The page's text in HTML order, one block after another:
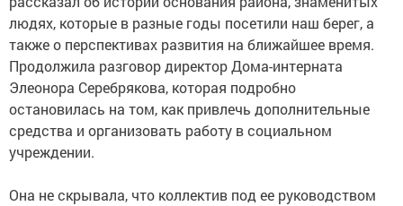
людях, которые в разные годы посетили наш берег, а
также о перспективах развития на ближайшее время.
Продолжила разговор директор Дома-интерната
Элеонора Серебрякова, которая подробно
остановилась на том, как привлечь дополнительные
средства и организовать работу в социальном
учреждении.
Она не скрывала, что коллектив под ее руководством